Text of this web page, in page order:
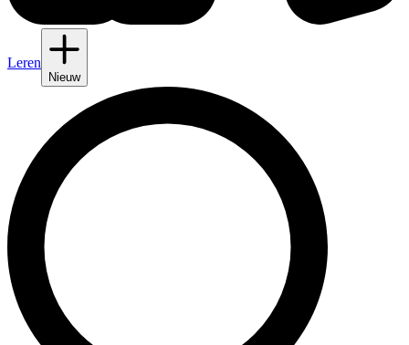
Leren
Nieuw